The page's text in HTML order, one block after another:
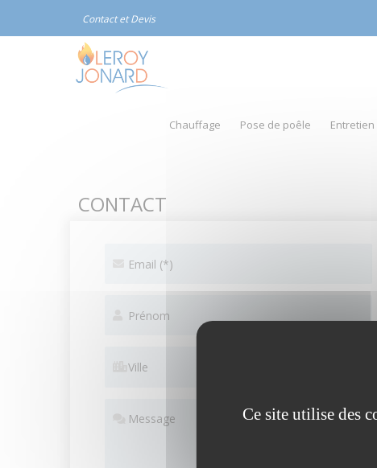
Contact et Devis
Chauffage Pose de poêle
CONTACT
Ce site utilise des